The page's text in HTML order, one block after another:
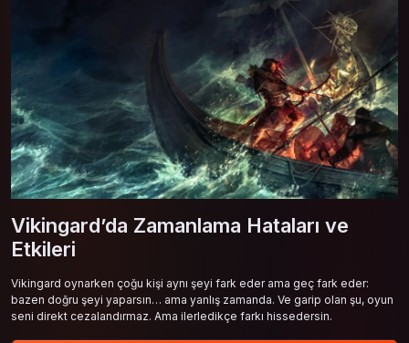
Vikingard’da Zamanlama Hataları ve
Etkileri
Vikingard oynarken çoğu kişi aynı şeyi fark eder ama geç fark eder:
bazen doğru şeyi yaparsın… ama yanlış zamanda. Ve garip olan şu, oyun
seni direkt cezalandırmaz. Ama ilerledikçe farkı hissedersin.